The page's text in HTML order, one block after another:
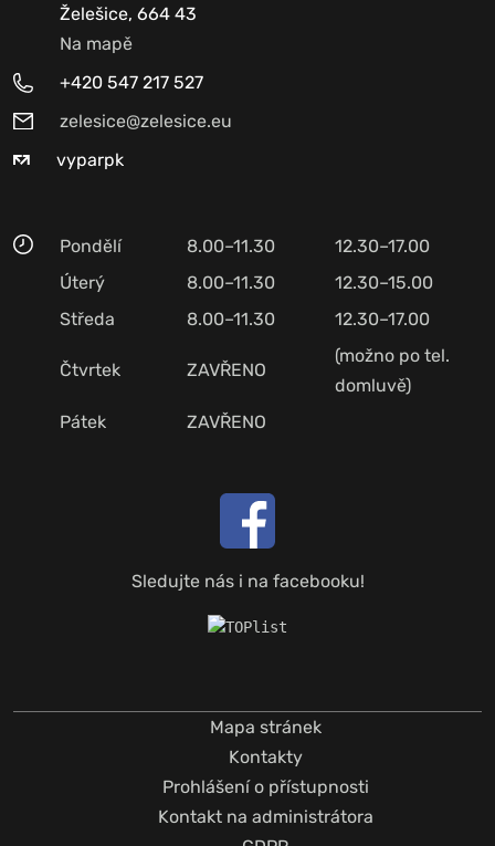
Želešice, 664 43
Na mapě
+420 547 217 527
zelesice@zelesice.eu
vyparpk
Pondělí 8.00–11.30
12.30–17.00
Úterý
8.00–11.30
12.30–15.00
Středa
8.00–11.30 12.30–17.00
Čtvrtek ZAVŘENO
(možno po tel.
domluvě)
Pátek
ZAVŘENO
Sledujte nás i na facebooku!
Mapa stránek
Kontakty
Prohlášení o přístupnosti
Kontakt na administrátora